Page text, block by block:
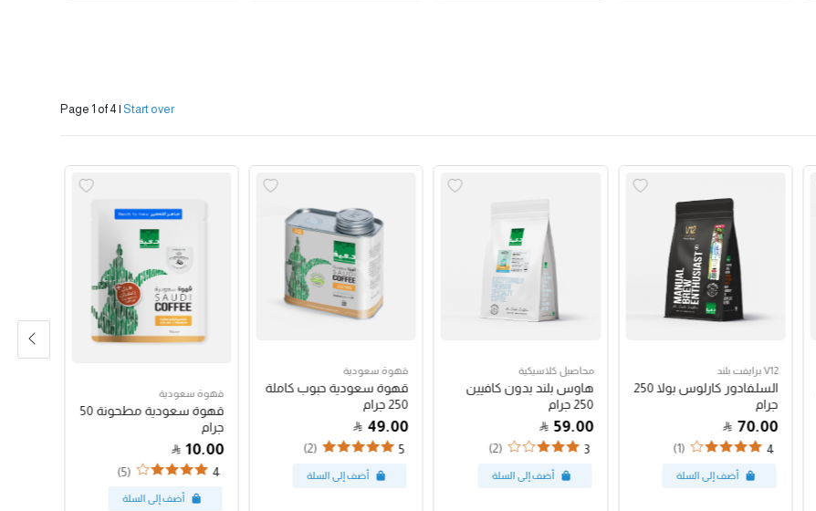
Page 1 of 4 | Start over
V12 برايفت بلند
السلفادور كارلوس بولا 250
جرام
70.00
4
(1)
محاصيل كلاسيكية
هاوس بلند بدون كافيين
250 جرام
59.00
3
(2)
قهوة سعودية
قهوة سعودية حبوب كاملة
250 جرام
49.00
5
(2)
قهوة سعودية
قهوة سعودية مطحونة 50
جرام
10.00
4
(5)